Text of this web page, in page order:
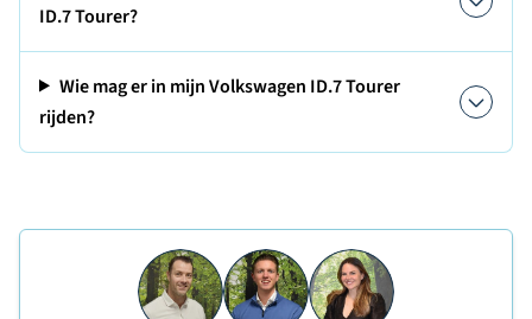
ID.7 Tourer?
Wie mag er in mijn Volkswagen ID.7 Tourer
rijden?